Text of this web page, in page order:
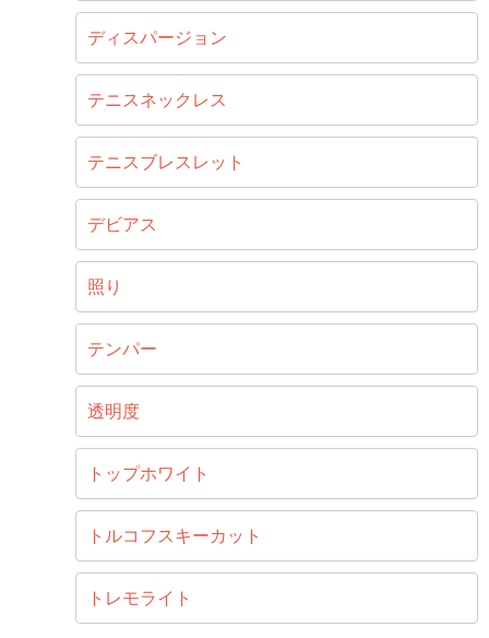
ディスパージョン
テニスネックレス
テニスブレスレット
デビアス
照り
テンパー
透明度
トップホワイト
トルコフスキーカット
トレモライト